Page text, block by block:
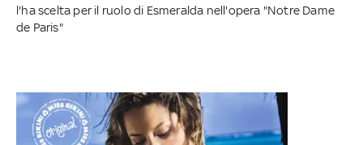
l'ha scelta per il ruolo di Esmeralda nell'opera "Notre Dame
de Paris"